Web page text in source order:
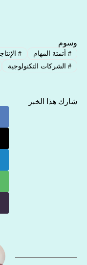
وسوم
#أتمتة المهام #
#الشركات التكنولوجية
شارك هذا الخبر